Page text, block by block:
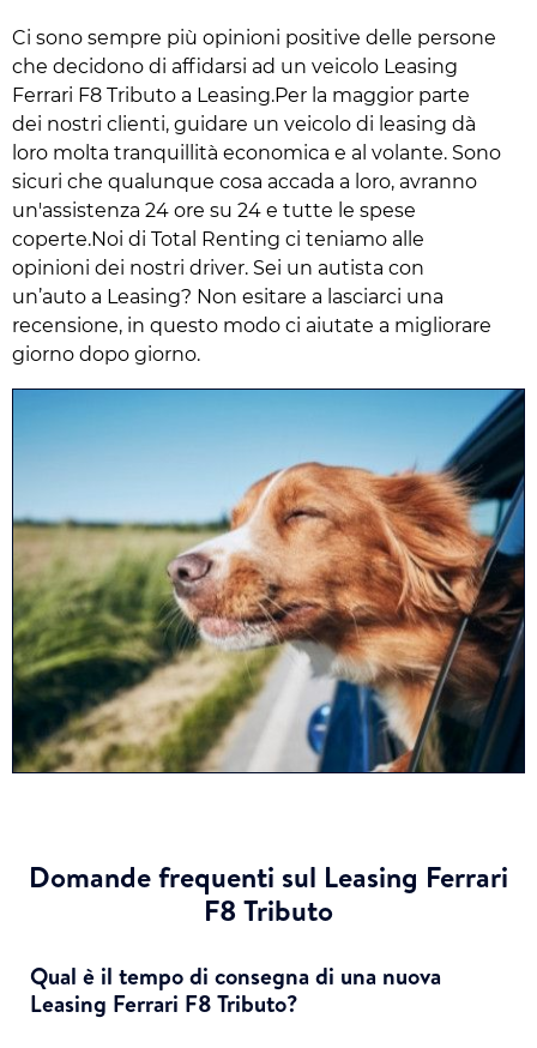
Ci sono sempre più opinioni positive delle persone
che decidono di affidarsi ad un veicolo Leasing
Ferrari F8 Tributo a Leasing.Per la maggior parte
dei nostri clienti, guidare un veicolo di leasing dà
loro molta tranquillità economica e al volante. Sono
sicuri che qualunque cosa accada a loro, avranno
un'assistenza 24 ore su 24 e tutte le spese
coperte.Noi di Total Renting ci teniamo alle
opinioni dei nostri driver. Sei un autista con
un’auto a Leasing? Non esitare a lasciarci una
recensione, in questo modo ci aiutate a migliorare
giorno dopo giorno.
Domande frequenti sul Leasing Ferrari
F8 Tributo
Qual è il tempo di consegna di una nuova
Leasing Ferrari F8 Tributo?